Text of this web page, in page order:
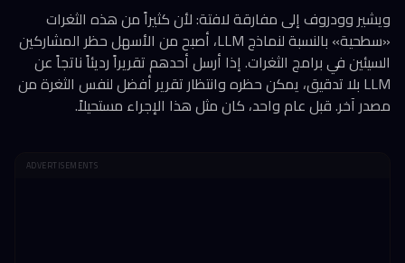
ويشير وودروف إلى مفارقة لافتة: لأن كثيراً من هذه الثغرات
«سطحية» بالنسبة لنماذج LLM، أصبح من الأسهل حظر المشاركين
السيئين في برامج الثغرات. إذا أرسل أحدهم تقريراً رديئاً ناتجاً عن
LLM بلا تدقيق، يمكن حظره وانتظار تقرير أفضل لنفس الثغرة من
مصدر آخر. قبل عام واحد، كان مثل هذا الإجراء مستحيلاً.
ADVERTISEMENTS